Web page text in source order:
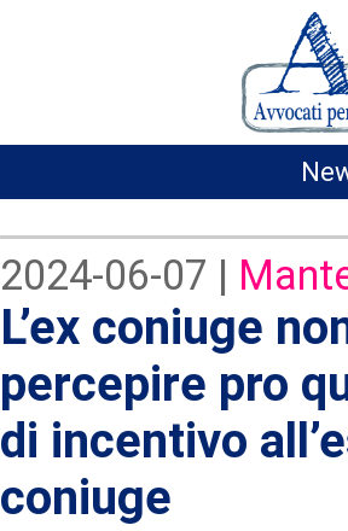
2024-06-07 |
L’ex coniuge
percepire pro
di incentivo
coniuge